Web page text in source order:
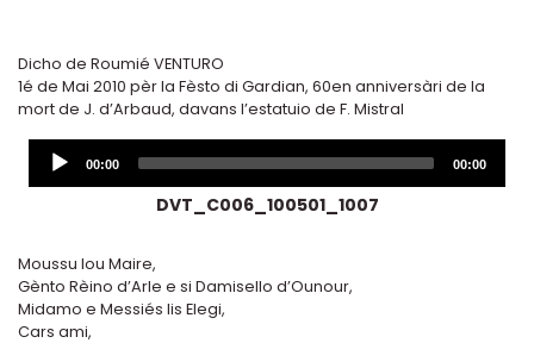
Dicho de Roumié VENTURO
1é de Mai 2010 pèr la Fèsto di Gardian, 60en anniversàri de la
mort de J. d’Arbaud, davans l’estatuio de F. Mistral
Player
Current
00:00
Total
00:00
DVT_C006_100501_1007
Moussu lou Maire,
Gènto Rèino d’Arle e si Damisello d’Ounour,
Midamo e Messiés lis Elegi,
Cars ami,